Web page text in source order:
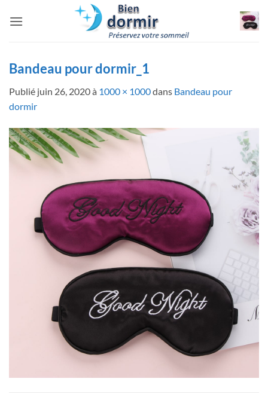
Bandeau pour dormir_1
Publié juin 26, 2020à 1000 × 1000dans Bandeau pour
dormir